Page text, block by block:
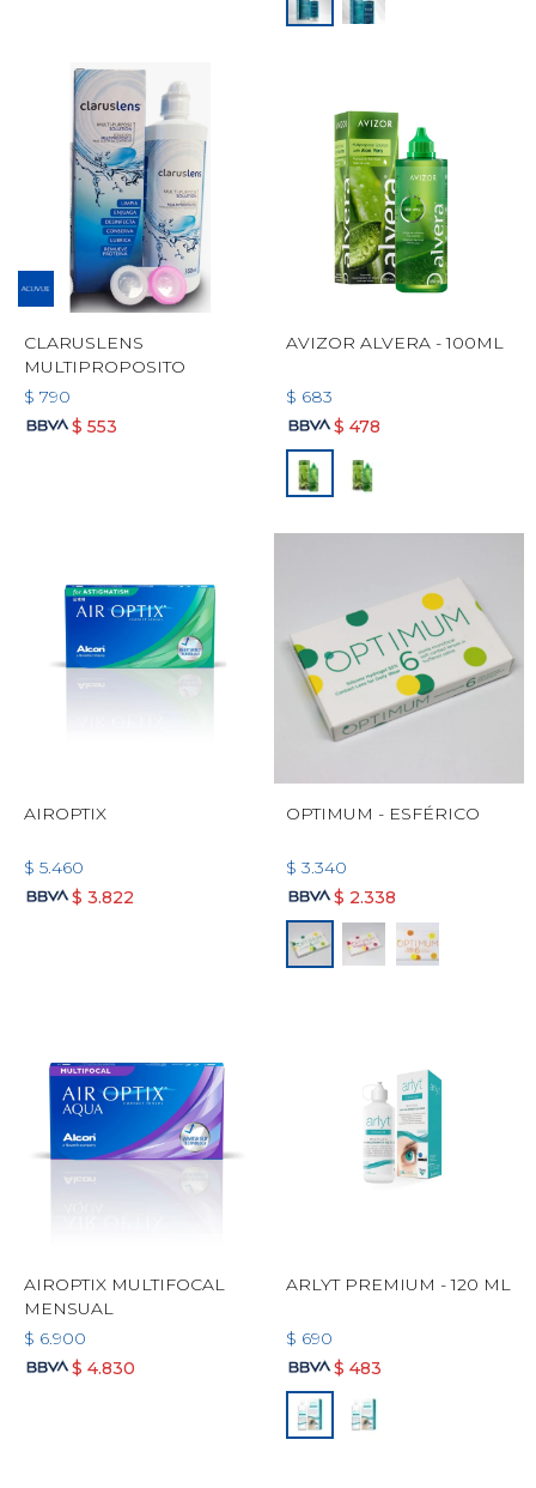
CLARUSLENS
MULTIPROPOSITO
$ 790
$ 553
AVIZOR ALVERA - 100ML
$ 683
$ 478
AIROPTIX
$ 5.460
$ 3.822
OPTIMUM - ESFÉRICO
$ 3.340
$ 2.338
AIROPTIX MULTIFOCAL
MENSUAL
$ 6.900
$ 4.830
ARLYT PREMIUM - 120 ML
$ 690
$ 483